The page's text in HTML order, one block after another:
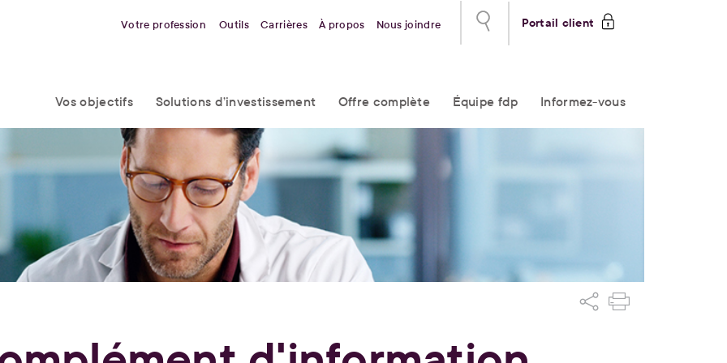
Portail client
Votre profession Outils Carrières À propos Nous joindre
Vos objectifs Solutions d’investissement Offre complète Équipe fdp Informez-vous